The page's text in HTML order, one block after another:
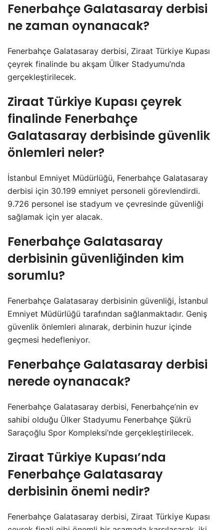
Fenerbahçe Galatasaray derbisi
ne zaman oynanacak?
Fenerbahçe Galatasaray derbisi, Ziraat Türkiye Kupası
çeyrek finalinde bu akşam Ülker Stadyumu’nda
gerçekleştirilecek.
Ziraat Türkiye Kupası çeyrek
finalinde Fenerbahçe
Galatasaray derbisinde güvenlik
önlemleri neler?
İstanbul Emniyet Müdürlüğü, Fenerbahçe Galatasaray
derbisi için 30.199 emniyet personeli görevlendirdi.
9.726 personel ise stadyum ve çevresinde güvenliği
sağlamak için yer alacak.
Fenerbahçe Galatasaray
derbisinin güvenliğinden kim
sorumlu?
Fenerbahçe Galatasaray derbisinin güvenliği, İstanbul
Emniyet Müdürlüğü tarafından sağlanmaktadır. Geniş
güvenlik önlemleri alınarak, derbinin huzur içinde
geçmesi hedefleniyor.
Fenerbahçe Galatasaray derbisi
nerede oynanacak?
Fenerbahçe Galatasaray derbisi, Fenerbahçe’nin ev
sahibi olduğu Ülker Stadyumu Fenerbahçe Şükrü
Saraçoğlu Spor Kompleksi’nde gerçekleştirilecek.
Ziraat Türkiye Kupası’nda
Fenerbahçe Galatasaray
derbisinin önemi nedir?
Fenerbahçe Galatasaray derbisi, Ziraat Türkiye Kupası